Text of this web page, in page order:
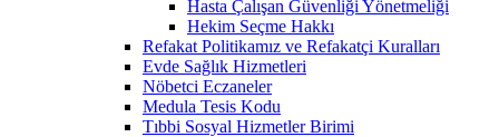
Hasta Çalışan Güvenliği Yönetmeliği
Hekim Seçme Hakkı
Refakat Politikamız ve Refakatçi Kuralları
Evde Sağlık Hizmetleri
Nöbetci Eczaneler
Medula Tesis Kodu
Tıbbi Sosyal Hizmetler Birimi